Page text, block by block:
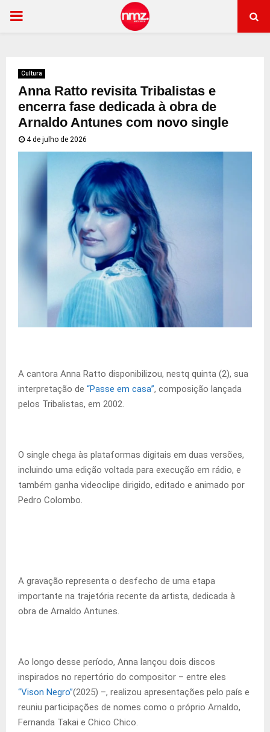
PRIMARY
Cultura
Anna Ratto revisita Tribalistas e
encerra fase dedicada à obra de
Arnaldo Antunes com novo single
4 de julho de 2026
A cantora Anna Ratto disponibilizou, nestq quinta (2), sua
interpretação de “Passe em casa”, composição lançada
pelos Tribalistas, em 2002.
O single chega às plataformas digitais em duas versões,
incluindo uma edição voltada para execução em rádio, e
também ganha videoclipe dirigido, editado e animado por
Pedro Colombo.
A gravação representa o desfecho de uma etapa
importante na trajetória recente da artista, dedicada à
obra de Arnaldo Antunes.
Ao longo desse período, Anna lançou dois discos
inspirados no repertório do compositor – entre eles
“Vison Negro”(2025) –, realizou apresentações pelo país e
reuniu participações de nomes como o próprio Arnaldo,
Fernanda Takai e Chico Chico.